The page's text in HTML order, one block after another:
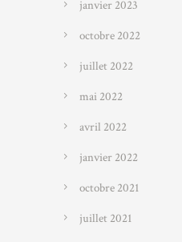
janvier 2023
octobre 2022
juillet 2022
mai 2022
avril 2022
janvier 2022
octobre 2021
juillet 2021